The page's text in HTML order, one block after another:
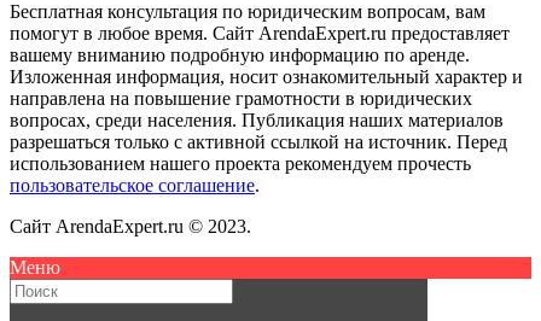
Бесплатная консультация по юридическим вопросам, вам
помогут в любое время. Сайт ArendaExpert.ru предоставляет
вашему вниманию подробную информацию по аренде.
Изложенная информация, носит ознакомительный характер и
направлена на повышение грамотности в юридических
вопросах, среди населения. Публикация наших материалов
разрешаться только с активной ссылкой на источник. Перед
использованием нашего проекта рекомендуем прочесть
пользовательское соглашение.
Сайт ArendaExpert.ru © 2023.
Меню